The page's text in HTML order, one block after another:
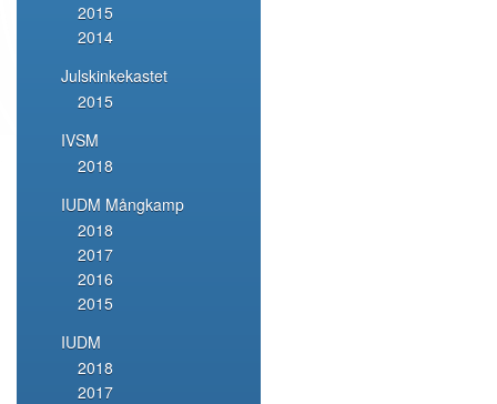
2015
2014
Julskinkekastet
2015
IVSM
2018
IUDM Mångkamp
2018
2017
2016
2015
IUDM
2018
2017